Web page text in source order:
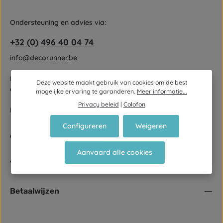
Ondersteuning en advies via:
+32 (0) 496 40 04 74
info@decorunner.be
Meirhaegstraat 16-1 9790 Wortegem-Petegem (enkel op
afspraak)
BE 0822 562 176
Of via ons contactformulier.
Volg ons
Betaalwijzen
Deze website maakt gebruik van cookies om de best
mogelijke ervaring te garanderen. Meer informatie...
Privacy beleid | Colofon
Weigeren
Configureren
Aanvaard alle cookies